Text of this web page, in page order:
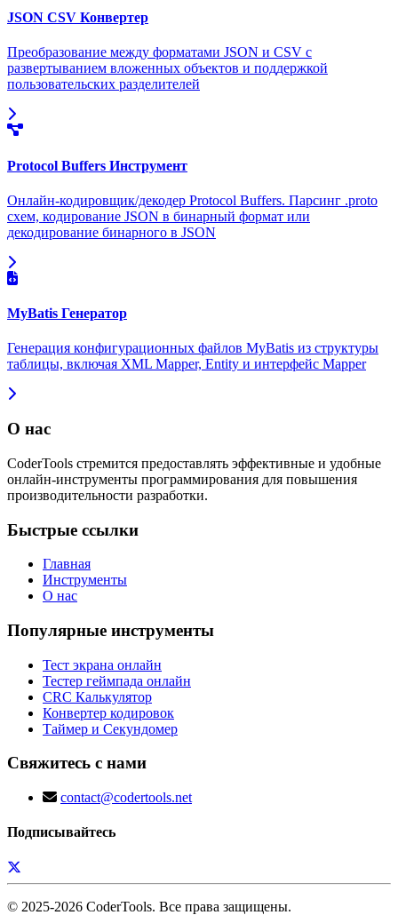
JSON CSV Конвертер
Преобразование между форматами JSON и CSV с
развертыванием вложенных объектов и поддержкой
пользовательских разделителей
Protocol Buffers Инструмент
Онлайн-кодировщик/декодер Protocol Buffers. Парсинг .proto
схем, кодирование JSON в бинарный формат или
декодирование бинарного в JSON
MyBatis Генератор
Генерация конфигурационных файлов MyBatis из структуры
таблицы, включая XML Mapper, Entity и интерфейс Mapper
О нас
CoderTools стремится предоставлять эффективные и удобные
онлайн-инструменты программирования для повышения
производительности разработки.
Быстрые ссылки
Главная
Инструменты
О нас
Популярные инструменты
Тест экрана онлайн
Тестер геймпада онлайн
CRC Калькулятор
Конвертер кодировок
Таймер и Секундомер
Свяжитесь с нами
contact@codertools.net
Подписывайтесь
© 2025-2026 CoderTools. Все права защищены.